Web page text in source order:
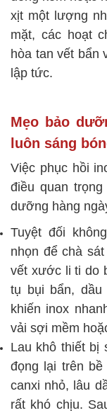
xịt một lượng
mặt, các hoạt
hòa tan vết bẩn
lập tức.
Mẹo bảo
luôn sáng
Việc phục hồi
điều quan
dưỡng hàng
Tuyệt đối
nhọn để chà
vết xước li ti do
tụ bụi bẩn, dầu
khiến inox
vải sợi mềm
Lau khô thiết bị
đọng lại trên
canxi nhỏ, lâu
rất khó chịu.